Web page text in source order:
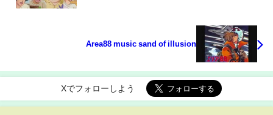
Area88 music sand of illusion
Xでフォローしよう